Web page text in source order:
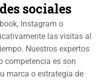
sociales
Instagram o
las visitas al
Nuestros expertos
competencia es son
marca o estrategia de